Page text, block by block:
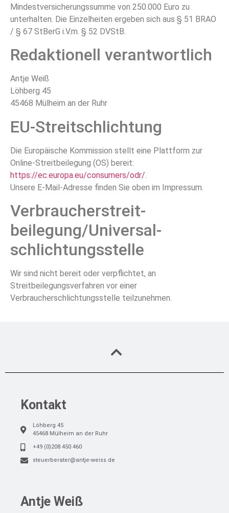
Mindestversicherungssumme von 250.000 Euro zu
unterhalten. Die Einzelheiten ergeben sich aus § 51 BRAO
/ § 67 StBerG i.V.m. § 52 DVStB.
Redaktionell verantwortlich
Antje Weiß
Löhberg 45
45468 Mülheim an der Ruhr
EU-Streitschlichtung
Die Europäische Kommission stellt eine Plattform zur
Online-Streitbeilegung (OS) bereit:
https://ec.europa.eu/consumers/odr/
Unsere E-Mail-Adresse finden Sie oben im Impressum.
Verbraucher­streit­
beilegung/Universal­
schlichtungs­stelle
Wir sind nicht bereit oder verpflichtet, an
Streitbeilegungsverfahren vor einer
Verbraucherschlichtungsstelle teilzunehmen.
Kontakt
Löhberg 45
45468 Mülheim an der Ruhr
+49 (0)208 450 460
steuerberater@antje-weiss.de
Antje Weiß